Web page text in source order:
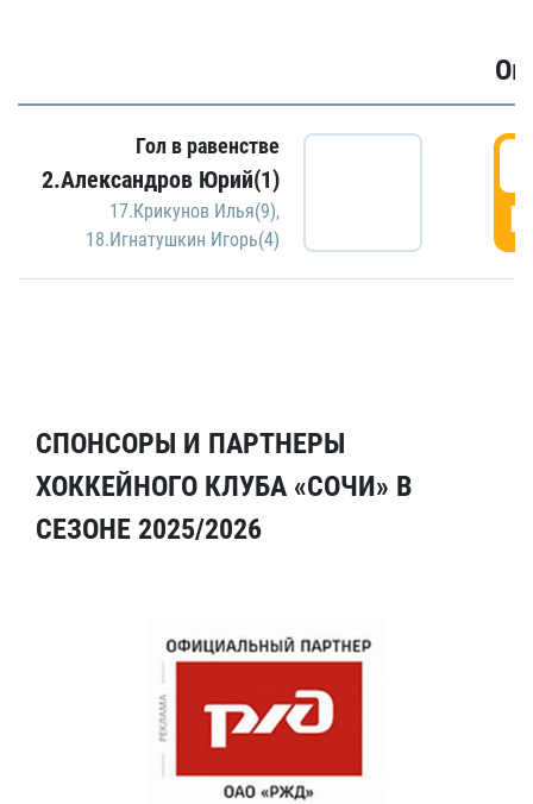
Гол в равенстве
2.Александров Юрий(1)
17.Крикунов Илья(9),
18.Игнатушкин Игорь(4)
СПОНСОРЫ И ПАРТНЕРЫ
ХОККЕЙНОГО КЛУБА «СОЧИ» В
СЕЗОНЕ 2025/2026